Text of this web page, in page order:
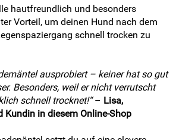
hautfreundlich und besonders
Vorteil, um deinen Hund nach dem
schnell trocken zu
ausprobiert – keiner hat so gut
Besonders, weil er nicht verrutscht
schnell trocknet!“– Lisa,
Kundin in diesem Online-Shop